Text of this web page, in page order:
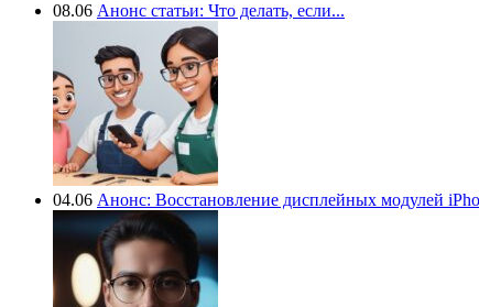
08.06 Анонс статьи: Что делать, если...
04.06 Анонс: Восстановление дисплейных модулей